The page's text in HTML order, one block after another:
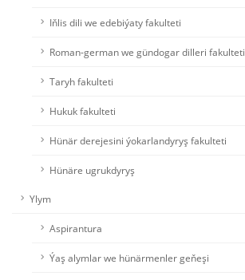
Iňlis dili we edebiýaty fakulteti
Roman-german we gündogar dilleri fakulteti
Taryh fakulteti
Hukuk fakulteti
Hünär derejesini ýokarlandyryş fakulteti
Hünäre ugrukdyryş
Ylym
Aspirantura
Ýaş alymlar we hünärmenler geňeşi